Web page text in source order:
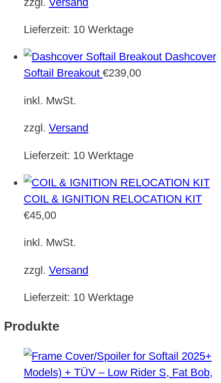
Lieferzeit: 10 Werktage
Dashcover
Softail Breakout €239,00
inkl. MwSt.
zzgl. Versand
Lieferzeit: 10 Werktage
COIL & IGNITION RELOCATION KIT
€45,00
inkl. MwSt.
zzgl. Versand
Lieferzeit: 10 Werktage
Produkte